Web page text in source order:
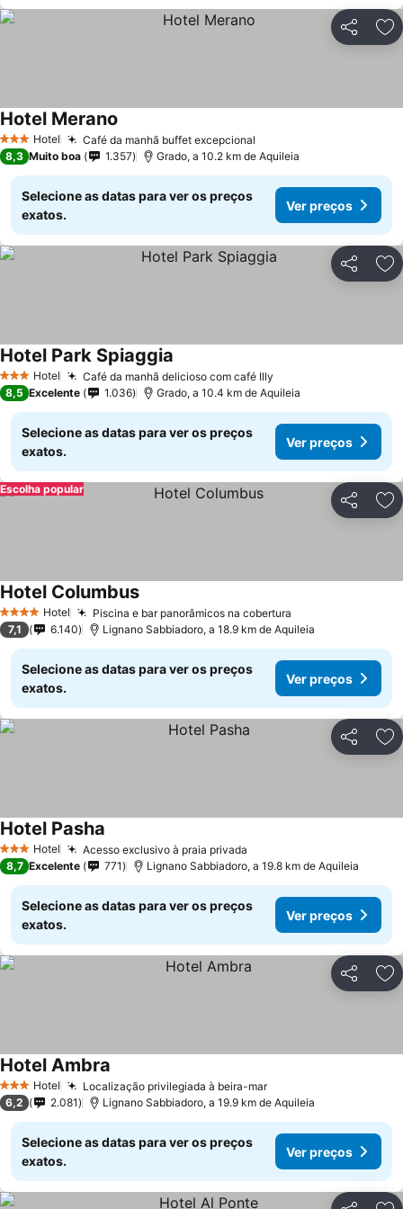
Partilhar
3 EstrelasHotel Café da manhã buffet excepcional
Hotel Merano
8,3 Muito boa 1.357 Grado, a 10.2 km de Aquileia
Selecione as datas para ver os preços
exatos.
Ver preços
Partilhar
3 EstrelasHotel Café da manhã delicioso com café Illy
Hotel Park Spiaggia
8,5 Excelente 1.036 Grado, a 10.4 km de Aquileia
Selecione as datas para ver os preços
exatos.
Ver preços
Partilhar
Escolha popular
4 EstrelasHotel Piscina e bar panorâmicos na cobertura
Hotel Columbus
7,1 6.140 Lignano Sabbiadoro, a 18.9 km de Aquileia
Selecione as datas para ver os preços
exatos.
Ver preços
Partilhar
3 EstrelasHotel Acesso exclusivo à praia privada
Hotel Pasha
8,7 Excelente 771 Lignano Sabbiadoro, a 19.8 km de Aquileia
Selecione as datas para ver os preços
exatos.
Ver preços
Partilhar
3 EstrelasHotel Localização privilegiada à beira-mar
Hotel Ambra
6,2 2.081 Lignano Sabbiadoro, a 19.9 km de Aquileia
Selecione as datas para ver os preços
exatos.
Ver preços